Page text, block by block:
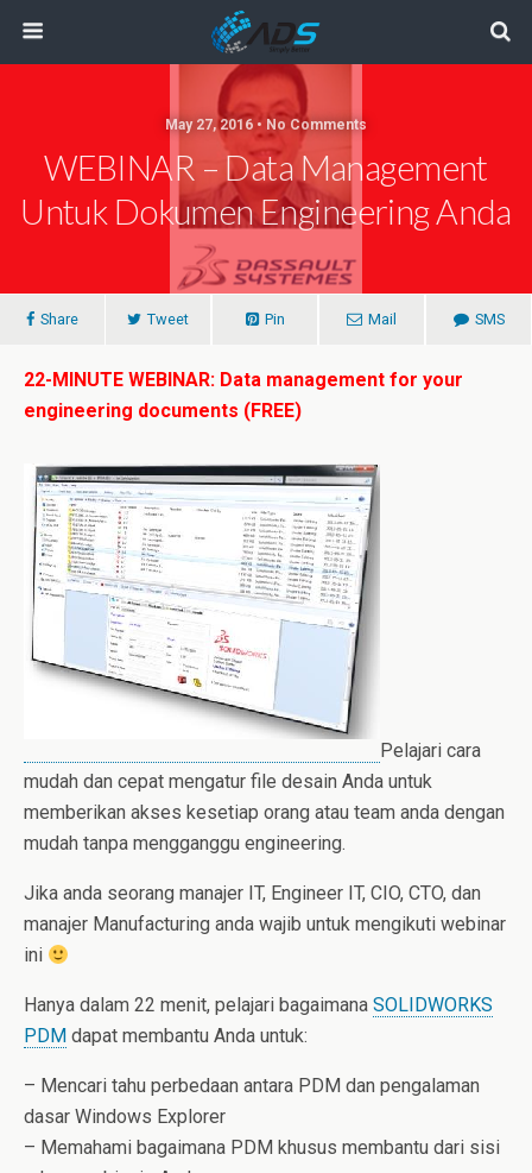
May 27, 2016 • No Comments
WEBINAR – Data Management
Untuk Dokumen Engineering Anda
Share Tweet Pin Mail SMS
22-MINUTE WEBINAR: Data management for your
engineering documents (FREE)
Pelajari cara
mudah dan cepat mengatur file desain Anda untuk
memberikan akses kesetiap orang atau team anda dengan
mudah tanpa mengganggu engineering.
Jika anda seorang manajer IT, Engineer IT, CIO, CTO, dan
manajer Manufacturing anda wajib untuk mengikuti webinar
ini
Hanya dalam 22 menit, pelajari bagaimana SOLIDWORKS
PDM dapat membantu Anda untuk:
– Mencari tahu perbedaan antara PDM dan pengalaman
dasar Windows Explorer
– Memahami bagaimana PDM khusus membantu dari sisi